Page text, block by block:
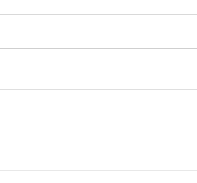
（联系我们，请说明是